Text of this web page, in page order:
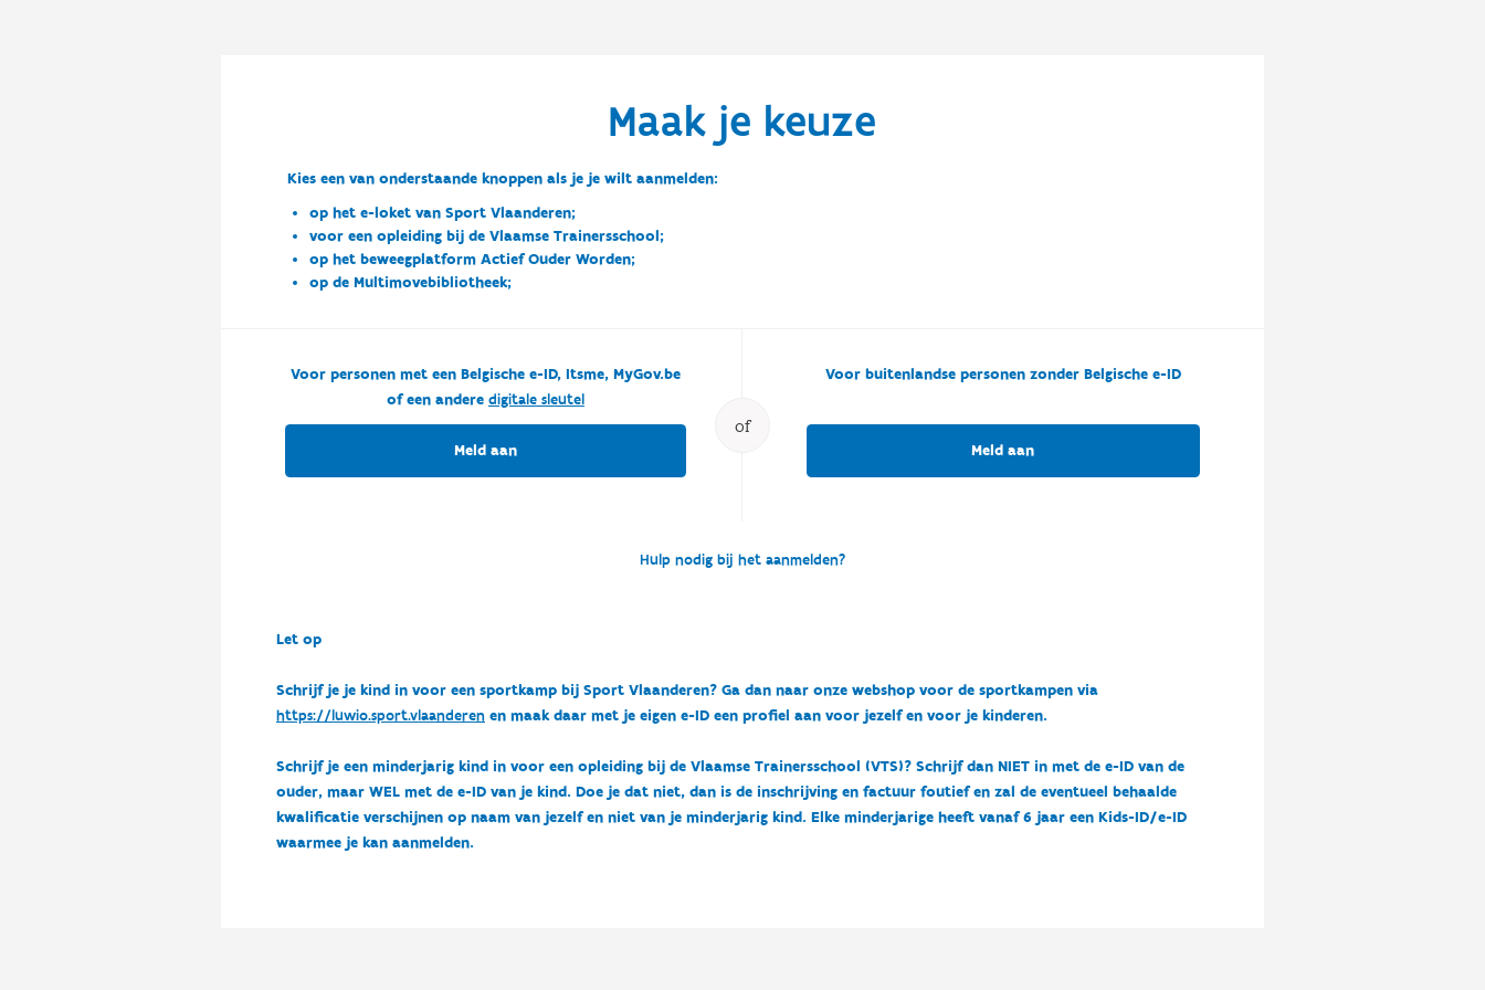
Maak je keuze
Kies een van onderstaande knoppen als je je wilt aanmelden:
op het e-loket van Sport Vlaanderen;
voor een opleiding bij de Vlaamse Trainersschool;
op het beweegplatform Actief Ouder Worden;
op de Multimovebibliotheek;
of
Voor personen met een Belgische e-ID, Itsme, MyGov.be
of een andere digitale sleutel
Meld aan
Voor buitenlandse personen zonder Belgische e-ID
Meld aan
Hulp nodig bij het aanmelden?
Let op
Schrijf je je kind in voor een sportkamp bij Sport Vlaanderen? Ga dan naar onze webshop voor de sportkampen via
https://luwio.sport.vlaanderenen maak daar met je eigen e-ID een profiel aan voor jezelf en voor je kinderen.
Schrijf je een minderjarig kind in voor een opleiding bij de Vlaamse Trainersschool (VTS)? Schrijf dan NIET in met de e-ID van de
ouder, maar WEL met de e-ID van je kind. Doe je dat niet, dan is de inschrijving en factuur foutief en zal de eventueel behaalde
kwalificatie verschijnen op naam van jezelf en niet van je minderjarig kind. Elke minderjarige heeft vanaf 6 jaar een Kids-ID/e-ID
waarmee je kan aanmelden.